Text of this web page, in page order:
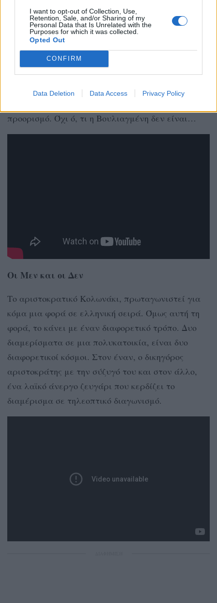
I want to opt-out of Collection, Use,
Retention, Sale, and/or Sharing of my
Personal Data that Is Unrelated with the
Purposes for which it was collected.
Opted Out
CONFIRM
Data Deletion Data Access Privacy Policy
Το κόκκινο δωμάτιο
Αν σκεφτήκατε ποτέ πως τα γυρίσματα έγιναν σε
κάποιο ξενοδοχείο της παραλιακής, τότε πέσατε
διάνα. Το «Κόκκινοι Δωμάτιο» για τρις σεζόν
βρέθηκε στην Βουλιαγμένη και στο ξενοδοχείο
Grecotel Vouliagmeni Suites. Ένα μέρος που σε έκανε
προορισμό. Όχι ό, τι η Βουλιαγμένη δεν είναι…
Οι Μεν και οι Δεν
Το αριστοκρατικό Κολωνάκι, πρωταγωνιστεί για
κόμα μια φορά σε ελληνική σειρά. Όμως αυτή τη
φορά, το κάνει με έναν διαφορετικό τρόπο. Δυο
διαμερίσματα σε μια πολυκατοικία, είναι δυο
διαφορετικοί κόσμοι. Στον έναν, ο δικηγόρος
αριστοκράτης με την σύζυγό του και στον άλλο,
ένα λαϊκό άνεργο ζευγάρι που κερδίζει το
διαμέρισμα σε τηλεοπτικό διαγωνισμό.